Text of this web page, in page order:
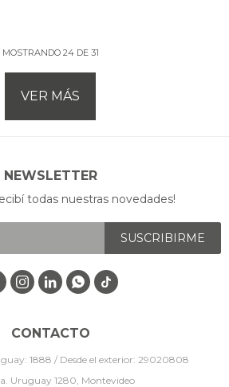
MOSTRANDO 24DE 31
VER MÁS
CONTACTO
1888 / Desde el exterior: 29020808
Uruguay 1280, Montevideo
NEWSLETTER
todas nuestras novedades!
SUSCRIBIRME
  